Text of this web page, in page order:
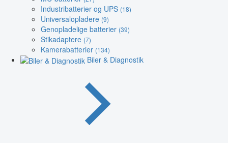
Industribatterier og UPS (18)
Universalopladere (9)
Genopladelige batterier (39)
Stikadaptere (7)
Kamerabatterier (134)
Biler & Diagnostik